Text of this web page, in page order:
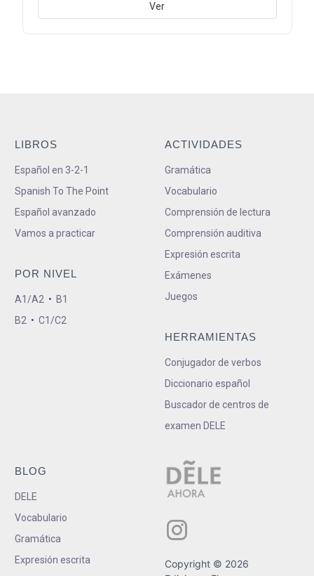
Ver
LIBROS
Español en 3-2-1
Spanish To The Point
Español avanzado
Vamos a practicar
POR NIVEL
A1/A2 • B1
B2 • C1/C2
ACTIVIDADES
Gramática
Vocabulario
Comprensión de lectura
Comprensión auditiva
Expresión escrita
Exámenes
Juegos
HERRAMIENTAS
Conjugador de verbos
Diccionario español
Buscador de centros de
examen DELE
BLOG
DELE
Vocabulario
Gramática
Expresión escrita
Copyright © 2026